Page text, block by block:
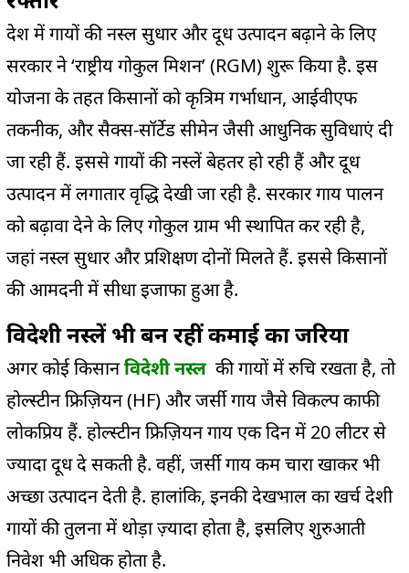
देश में गायों की नस्ल सुधार और दूध उत्पादन बढ़ाने के लिए
सरकार ने ‘राष्ट्रीय गोकुल मिशन’ (RGM) शुरू किया है. इस
योजना के तहत किसानों को कृत्रिम गर्भाधान, आईवीएफ
तकनीक, और सैक्स-सॉर्टेड सीमेन जैसी आधुनिक सुविधाएं दी
जा रही हैं. इससे गायों की नस्लें बेहतर हो रही हैं और दूध
उत्पादन में लगातार वृद्धि देखी जा रही है. सरकार गाय पालन
को बढ़ावा देने के लिए गोकुल ग्राम भी स्थापित कर रही है,
जहां नस्ल सुधार और प्रशिक्षण दोनों मिलते हैं. इससे किसानों
की आमदनी में सीधा इजाफा हुआ है.
विदेशी नस्लें भी बन रहीं कमाई का जरिया
अगर कोई किसानविदेशी नस्ल की गायों में रुचि रखता है, तो
होल्स्टीन फ्रिज़ियन (HF) और जर्सी गाय जैसे विकल्प काफी
लोकप्रिय हैं. होल्स्टीन फ्रिज़ियन गाय एक दिन में 20 लीटर से
ज्यादा दूध दे सकती है. वहीं, जर्सी गाय कम चारा खाकर भी
अच्छा उत्पादन देती है. हालांकि, इनकी देखभाल का खर्च देशी
गायों की तुलना में थोड़ा ज़्यादा होता है, इसलिए शुरुआती
निवेश भी अधिक होता है.